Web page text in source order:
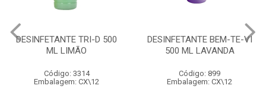
DESINFETANTE TRI-D 500
ML LIMÃO
Código: 3314
Embalagem: CX\12
DESINFETANTE BEM-TE-VI
500 ML LAVANDA
Código: 899
Embalagem: CX\12